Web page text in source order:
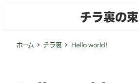
チラ裏の束
ホーム チラ裏 Hello world!